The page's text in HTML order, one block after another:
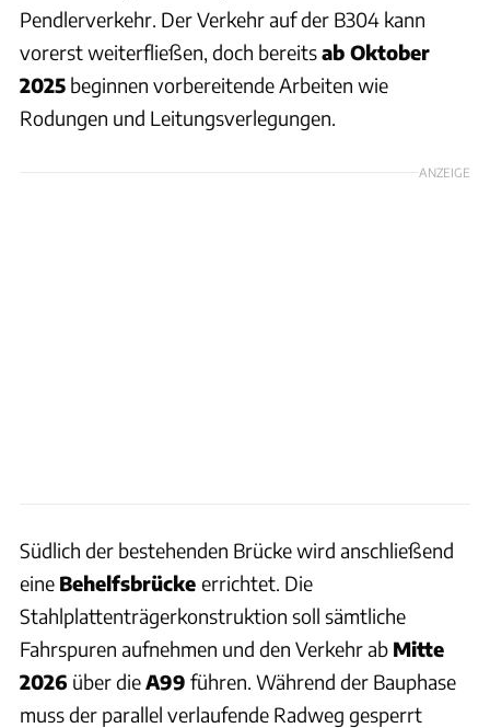
Pendlerverkehr. Der Verkehr auf der B304 kann
vorerst weiterfließen, doch bereitsab Oktober
2025 beginnen vorbereitende Arbeiten wie
Rodungen und Leitungsverlegungen.
ANZEIGE
Südlich der bestehenden Brücke wird anschließend
eine Behelfsbrücke errichtet. Die
Stahlplattenträgerkonstruktion soll sämtliche
Fahrspuren aufnehmen und den Verkehr ab Mitte
2026 über dieA99 führen. Während der Bauphase
muss der parallel verlaufende Radweg gesperrt